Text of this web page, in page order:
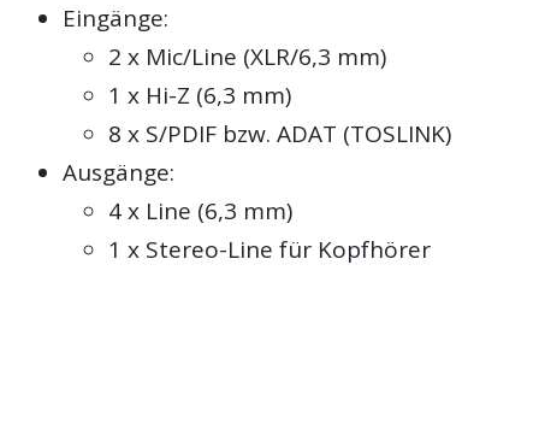
Eingänge:
2 x Mic/Line (XLR/6,3 mm)
1 x Hi-Z (6,3 mm)
8 x S/PDIF bzw. ADAT (TOSLINK)
Ausgänge:
4 x Line (6,3 mm)
1 x Stereo-Line für Kopfhörer